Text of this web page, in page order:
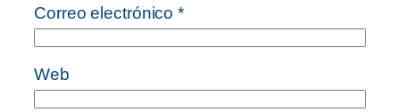
Correo electrónico*
Web